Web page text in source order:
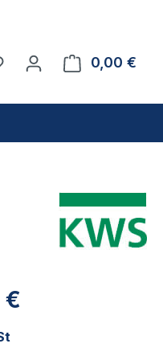
Du hast 0 Produkte auf
0,00 €
€